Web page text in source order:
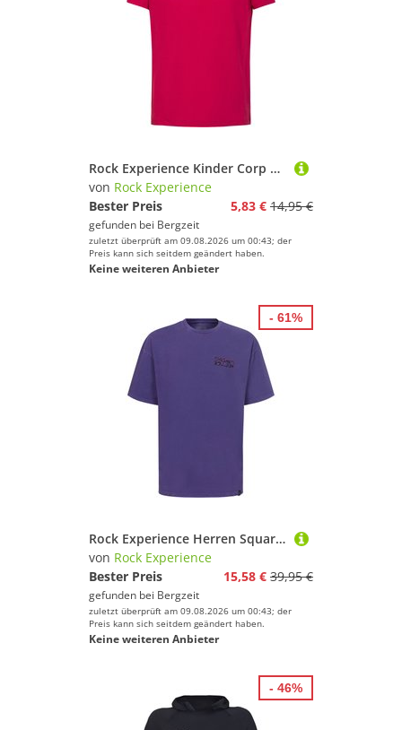
Rock Experience Kinder Corp T-Shirt
von Rock Experience
Bester Preis
5,83 € 14,95 €
gefunden bei Bergzeit
zuletzt überprüft am 09.08.2026 um 00:43; der
Preis kann sich seitdem geändert haben.
Keine weiteren Anbieter
Rock Experience Herren Squared T-Shirt
von Rock Experience
Bester Preis
15,58 € 39,95 €
gefunden bei Bergzeit
zuletzt überprüft am 09.08.2026 um 00:43; der
Preis kann sich seitdem geändert haben.
Keine weiteren Anbieter
- 61%
- 46%